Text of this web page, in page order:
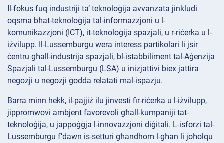
Il-fokus fuq industriji ta’ teknoloġija avvanzata jinkludi
oqsma bħat-teknoloġija tal-informazzjoni u l-
komunikazzjoni (ICT), it-teknoloġija spazjali, u r-riċerka u l-
iżvilupp. Il-Lussemburgu wera interess partikolari li jsir
ċentru għall-industrija spazjali, bl-istabbiliment tal-Aġenzija
Spazjali tal-Lussemburgu (LSA) u inizjattivi biex jattira
negozji u negozji ġodda relatati mal-ispazju.
Barra minn hekk, il-pajjiż ilu jinvesti fir-riċerka u l-iżvilupp,
jippromwovi ambjent favorevoli għall-kumpaniji tat-
teknoloġija, u jappoġġja l-innovazzjoni diġitali. L-isforzi tal-
Lussemburgu f’dawn is-setturi għandhom l-għan li joħolqu